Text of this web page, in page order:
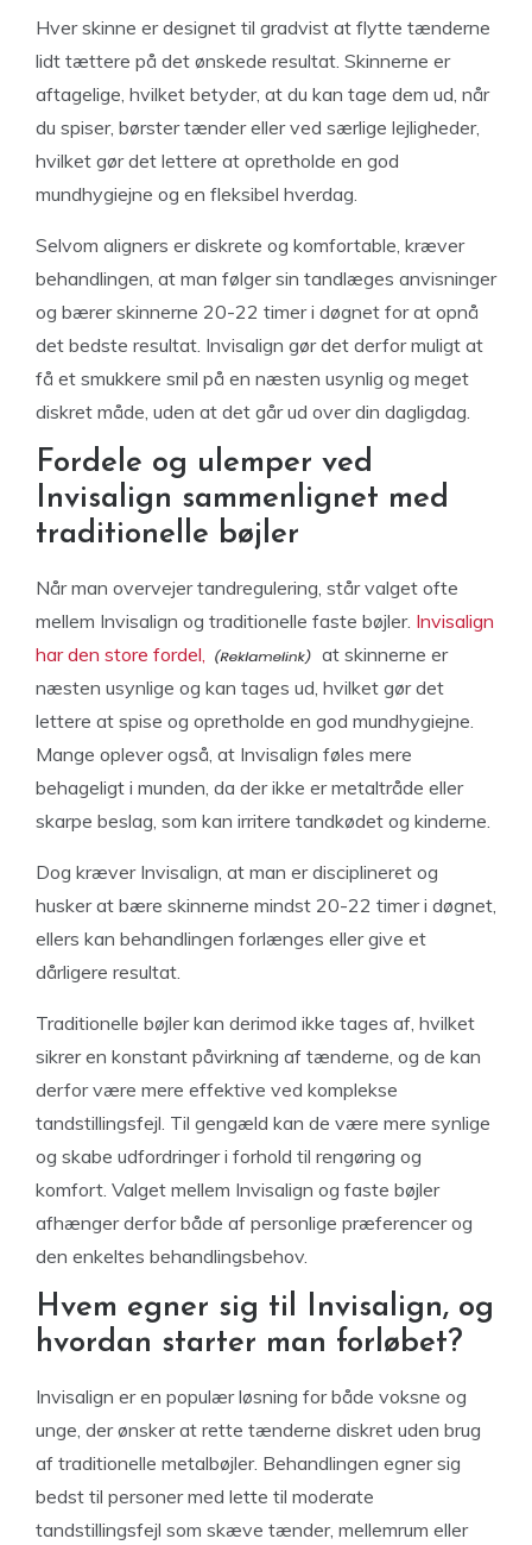
Hver skinne er designet til gradvist at flytte tænderne
lidt tættere på det ønskede resultat. Skinnerne er
aftagelige, hvilket betyder, at du kan tage dem ud, når
du spiser, børster tænder eller ved særlige lejligheder,
hvilket gør det lettere at opretholde en god
mundhygiejne og en fleksibel hverdag.
Selvom aligners er diskrete og komfortable, kræver
behandlingen, at man følger sin tandlæges anvisninger
og bærer skinnerne 20-22 timer i døgnet for at opnå
det bedste resultat. Invisalign gør det derfor muligt at
få et smukkere smil på en næsten usynlig og meget
diskret måde, uden at det går ud over din dagligdag.
Fordele og ulemper ved
Invisalign sammenlignet med
traditionelle bøjler
Når man overvejer tandregulering, står valget ofte
mellem Invisalign og traditionelle faste bøjler. Invisalign
har den store fordel,
at skinnerne er
næsten usynlige og kan tages ud, hvilket gør det
lettere at spise og opretholde en god mundhygiejne.
Mange oplever også, at Invisalign føles mere
behageligt i munden, da der ikke er metaltråde eller
skarpe beslag, som kan irritere tandkødet og kinderne.
Dog kræver Invisalign, at man er disciplineret og
husker at bære skinnerne mindst 20-22 timer i døgnet,
ellers kan behandlingen forlænges eller give et
dårligere resultat.
Traditionelle bøjler kan derimod ikke tages af, hvilket
sikrer en konstant påvirkning af tænderne, og de kan
derfor være mere effektive ved komplekse
tandstillingsfejl. Til gengæld kan de være mere synlige
og skabe udfordringer i forhold til rengøring og
komfort. Valget mellem Invisalign og faste bøjler
afhænger derfor både af personlige præferencer og
den enkeltes behandlingsbehov.
Hvem egner sig til Invisalign, og
hvordan starter man forløbet?
Invisalign er en populær løsning for både voksne og
unge, der ønsker at rette tænderne diskret uden brug
af traditionelle metalbøjler. Behandlingen egner sig
bedst til personer med lette til moderate
tandstillingsfejl som skæve tænder, mellemrum eller